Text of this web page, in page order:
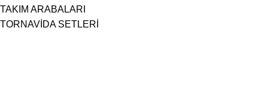
TAKIM ARABALARI
TORNAVİDA SETLERİ